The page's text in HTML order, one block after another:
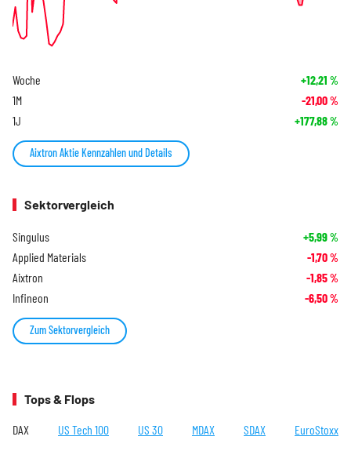
Woche +12,21 %
1M -21,00%
1J +177,88%
Aixtron Aktie Kennzahlen und Details
Sektorvergleich
Singulus +5,99%
Applied Materials -1,70%
Aixtron -1,85%
Infineon -6,50%
Zum Sektorvergleich
Tops & Flops
DAX US Tech 100 US 30 MDAX SDAX EuroStoxx